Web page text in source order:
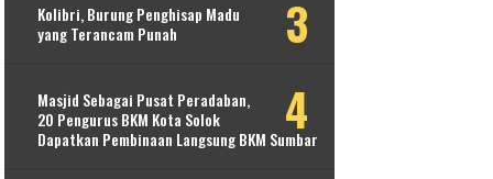
Kolibri, Burung Penghisap Madu
yang Terancam Punah
Masjid Sebagai Pusat Peradaban,
20 Pengurus BKM Kota Solok
Dapatkan Pembinaan Langsung BKM Sumbar